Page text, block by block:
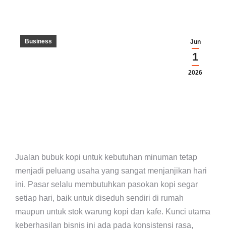
Jun
1
2026
Business
Jualan bubuk kopi untuk kebutuhan minuman tetap
menjadi peluang usaha yang sangat menjanjikan hari
ini. Pasar selalu membutuhkan pasokan kopi segar
setiap hari, baik untuk diseduh sendiri di rumah
maupun untuk stok warung kopi dan kafe. Kunci utama
keberhasilan bisnis ini ada pada konsistensi rasa,